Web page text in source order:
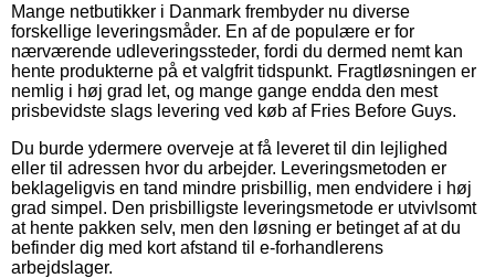
Mange netbutikker i Danmark frembyder nu diverse
forskellige leveringsmåder. En af de populære er for
nærværende udleveringssteder, fordi du dermed nemt kan
hente produkterne på et valgfrit tidspunkt. Fragtløsningen er
nemlig i høj grad let, og mange gange endda den mest
prisbevidste slags levering ved køb af Fries Before Guys.
Du burde ydermere overveje at få leveret til din lejlighed
eller til adressen hvor du arbejder. Leveringsmetoden er
beklageligvis en tand mindre prisbillig, men endvidere i høj
grad simpel. Den prisbilligste leveringsmetode er utvivlsomt
at hente pakken selv, men den løsning er betinget af at du
befinder dig med kort afstand til e-forhandlerens
arbejdslager.